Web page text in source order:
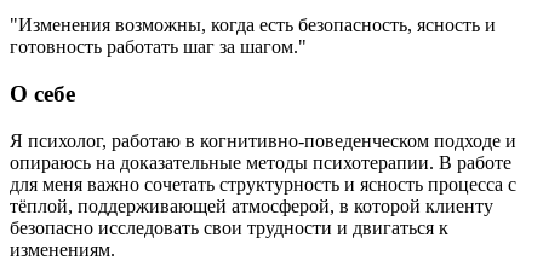
"Изменения возможны, когда есть безопасность, ясность и
готовность работать шаг за шагом."
О себе
Я психолог, работаю в когнитивно-поведенческом подходе и
опираюсь на доказательные методы психотерапии. В работе
для меня важно сочетать структурность и ясность процесса с
тёплой, поддерживающей атмосферой, в которой клиенту
безопасно исследовать свои трудности и двигаться к
изменениям.